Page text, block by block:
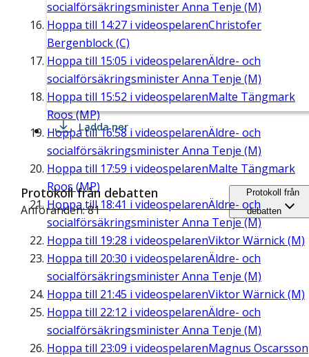
socialförsäkringsminister Anna Tenje (M)
Hoppa till 14:27 i videospelarenChristofer
Bergenblock (C)
Hoppa till 15:05 i videospelarenÄldre- och
socialförsäkringsminister Anna Tenje (M)
Hoppa till 15:52 i videospelarenMalte Tängmark
Roos (MP)
Hoppa till16:58 i videospelarenÄldre- och
socialförsäkringsminister Anna Tenje (M)
Hoppa till 17:59 i videospelarenMalte Tängmark
Roos (MP)
Hoppa till 18:41 i videospelarenÄldre- och
socialförsäkringsminister Anna Tenje (M)
Hoppa till 19:28 i videospelarenViktor Wärnick (M)
Hoppa till 20:30 i videospelarenÄldre- och
socialförsäkringsminister Anna Tenje (M)
Hoppa till 21:45 i videospelarenViktor Wärnick (M)
Hoppa till 22:12 i videospelarenÄldre- och
socialförsäkringsminister Anna Tenje (M)
Hoppa till 23:09 i videospelarenMagnus Oscarsson
Ladda ner
Protokoll från debatten
Anföranden: 81
Protokoll från
debatten